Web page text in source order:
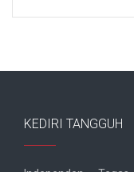
KEDIRI TANGGUH